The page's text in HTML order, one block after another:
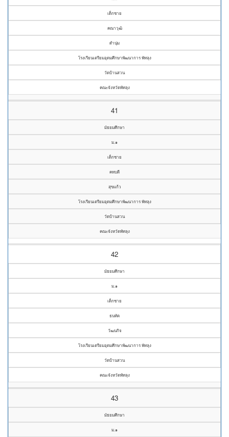
เด็กชาย
คณาวุฒิ
ดำนุ่ม
โรงเรียนเตรียมอุดมศึกษาพัฒนาการ พัทลุง
วัดบ้านสวน
คณะจังหวัดพัทลุง
41
มัธยมศึกษา
ม.๑
เด็กชาย
คหบดี
สุขแก้ว
โรงเรียนเตรียมอุดมศึกษาพัฒนาการ พัทลุง
วัดบ้านสวน
คณะจังหวัดพัทลุง
42
มัธยมศึกษา
ม.๑
เด็กชาย
ธนทัต
วัฒนกิจ
โรงเรียนเตรียมอุดมศึกษาพัฒนาการ พัทลุง
วัดบ้านสวน
คณะจังหวัดพัทลุง
43
มัธยมศึกษา
ม.๑